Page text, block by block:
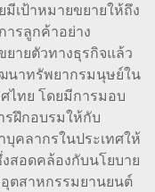
มีเป้าหมายขยายให้ถึง
ารลูกค้าอย่าง
ายตัวทางธุรกิจแล้ว
นาทรัพยากรมนุษย์ใน
ไทย โดยมีการมอบ
รฝึกอบรมให้กับ
คลากรในประเทศให้
สอดคล้องกับนโยบาย
ตสาหกรรมยานยนต์